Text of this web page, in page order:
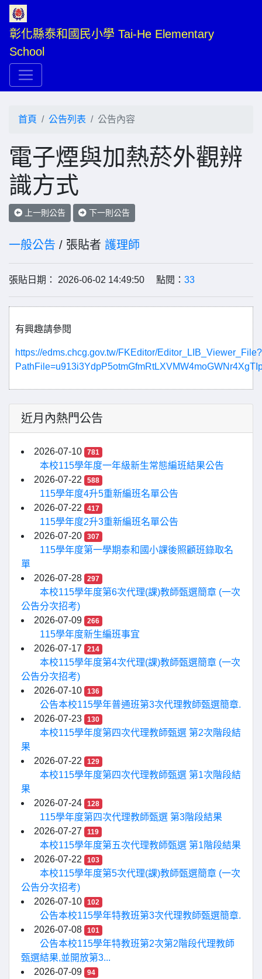
彰化縣泰和國民小學 Tai-He Elementary
School
首頁 公告列表 公告內容
電子煙與加熱菸外觀辨
識方式
上一則公告 下一則公告
一般公告 / 張貼者 護理師
張貼日期： 2026-06-02 14:49:50 點閱： 33
有興趣請參閱
https://edms.chcg.gov.tw/FKEditor/Editor_LIB_Viewer_File?
近月內熱門公告
2026-07-10 781
本校115學年度一年級新生常態編班結果公告
2026-07-22
588
115學年度4升5重新編班名單公告
2026-07-22
417
115學年度2升3重新編班名單公告
2026-07-20
307
115學年度第一學期泰和國小課後照顧班錄取名
單
2026-07-28
297
本校115學年度第6次代理(課)教師甄選簡章 (一次
公告分次招考)
2026-07-09
266
115學年度新生編班事宜
2026-07-17
214
本校115學年度第4次代理(課)教師甄選簡章 (一次
公告分次招考)
2026-07-10
136
公告本校115學年普通班第3次代理教師甄選簡章.
2026-07-23
130
本校115學年度第四次代理教師甄選 第2次階段結
果
2026-07-22
129
本校115學年度第四次代理教師甄選 第1次階段結
果
2026-07-24
128
115學年度第四次代理教師甄選 第3階段結果
2026-07-27
119
本校115學年度第五次代理教師甄選 第1階段結果
2026-07-22
103
本校115學年度第5次代理(課)教師甄選簡章 (一次
公告分次招考)
2026-07-10
102
公告本校115學年特教班第3次代理教師甄選簡章.
2026-07-08
101
公告本校115學年特教班第2次第2階段代理教師
甄選結果,並開放第3...
2026-07-09
94